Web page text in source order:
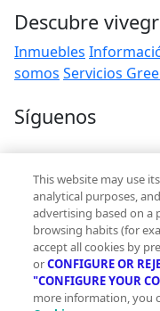
Descubre
Inmuebles
somos Servicios
Síguenos
Contacto
hola@vivegreen.com
Aviso Legal
This website may use
analytical purposes,
advertising based on
browsing habits (for
accept all cookies by
orCONFIGURE OR
"CONFIGURE YOUR
more information, you